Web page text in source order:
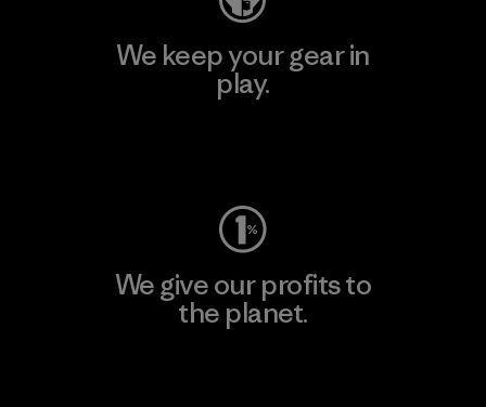
We keep your gear in
play.
We give our profits to
the planet.